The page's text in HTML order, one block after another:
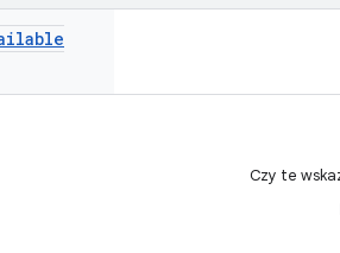
Czy te